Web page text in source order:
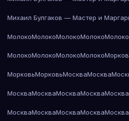
Михаил Булгаков — Мастер и
МолокоМолокоМолокоМолокоМолоко
МолокоМолокоМолокоМолоко
МорковьМорковьМоскваМосква
МоскваМоскваМоскваМоскваМосква
МоскваМоскваМоскваМоскваМосква